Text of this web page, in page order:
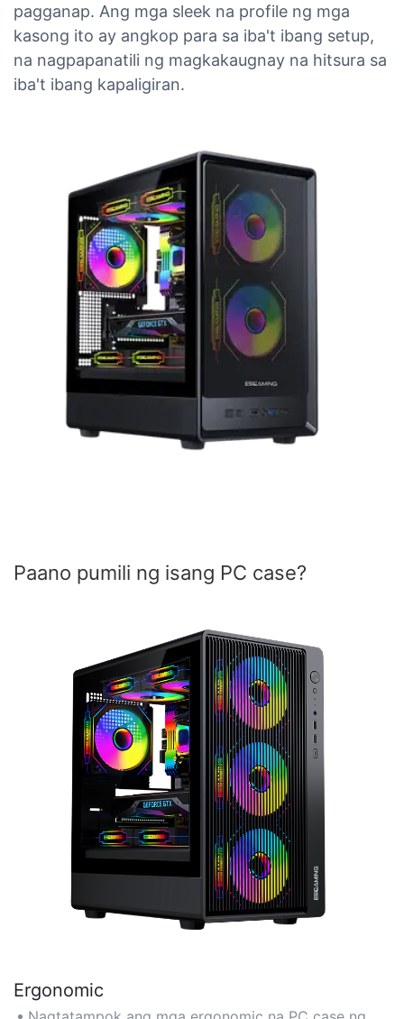
pagganap. Ang mga sleek na profile ng mga
kasong ito ay angkop para sa iba't ibang setup,
na nagpapanatili ng magkakaugnay na hitsura sa
iba't ibang kapaligiran.
Paano pumili ng isang PC case?
Ergonomic